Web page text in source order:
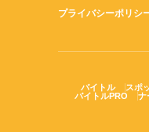
プライバシーポリシ
バイトル スポ
バイトルPRO
ナ